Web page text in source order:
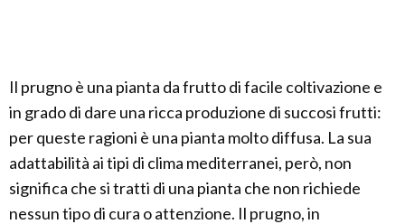
Il prugno è una pianta da frutto di facile coltivazione e
in grado di dare una ricca produzione di succosi frutti:
per queste ragioni è una pianta molto diffusa. La sua
adattabilità ai tipi di clima mediterranei, però, non
significa che si tratti di una pianta che non richiede
nessun tipo di cura o attenzione. Il prugno, in